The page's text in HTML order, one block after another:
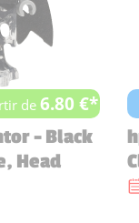
de6.80 €*
- Black
Head